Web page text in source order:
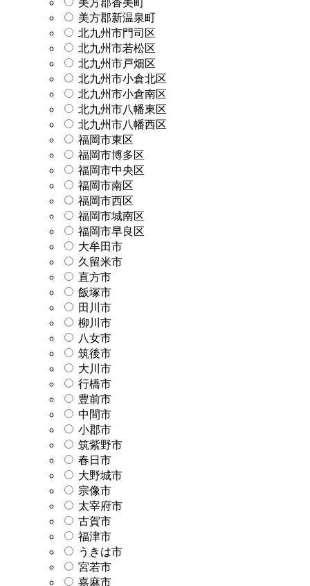
美方郡新温泉町
北九州市門司区
北九州市若松区
北九州市戸畑区
北九州市小倉北区
北九州市小倉南区
北九州市八幡東区
北九州市八幡西区
福岡市東区
福岡市博多区
福岡市中央区
福岡市南区
福岡市西区
福岡市城南区
福岡市早良区
大牟田市
久留米市
直方市
飯塚市
田川市
柳川市
八女市
筑後市
大川市
行橋市
豊前市
中間市
小郡市
筑紫野市
春日市
大野城市
宗像市
太宰府市
古賀市
福津市
うきは市
宮若市
嘉麻市